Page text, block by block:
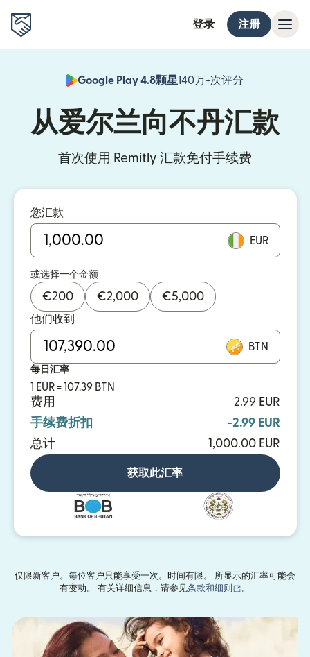
登录 注册
Google Play 4.8颗星140万+次评分
从爱尔兰向不丹汇款
首次使用 Remitly 汇款免付手续费
您汇款
EUR
或选择一个金额
€200 €2,000 €5,000
他们收到
BTN
每日汇率
1 EUR = 107.39 BTN
费用
2.99 EUR
手续费折扣
-2.99 EUR
总计
1,000.00 EUR
获取此汇率
仅限新客户。每位客户只能享受一次。时间有限。 所显示的汇率可能会
有变动。 有关详细信息，请参见条款和细则 。